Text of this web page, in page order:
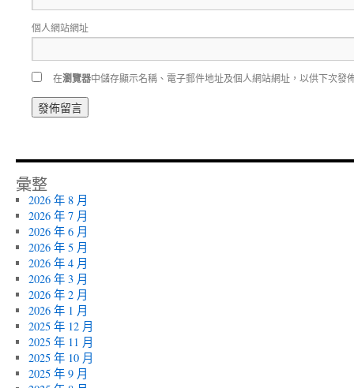
個人網站網址
在瀏覽器中儲存顯示名稱、電子郵件地址及個人網站網址，以供下次發
彙整
2026 年 8 月
2026 年 7 月
2026 年 6 月
2026 年 5 月
2026 年 4 月
2026 年 3 月
2026 年 2 月
2026 年 1 月
2025 年 12 月
2025 年 11 月
2025 年 10 月
2025 年 9 月